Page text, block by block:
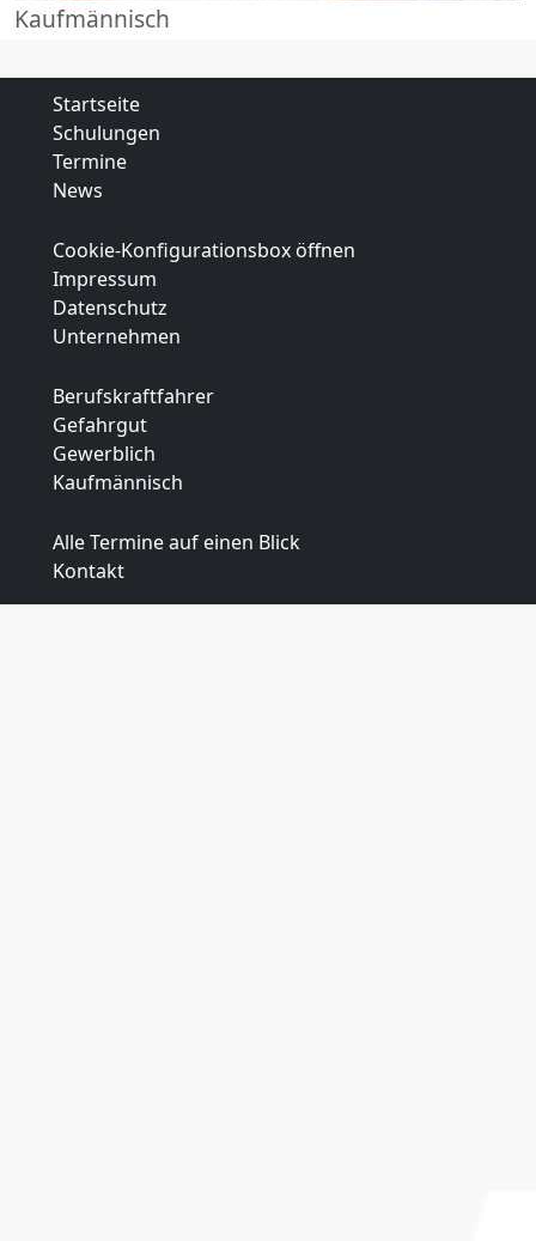
Kaufmännisch
Startseite
Schulungen
Termine
News
Cookie-Konfigurationsbox öffnen
Impressum
Datenschutz
Unternehmen
Berufskraftfahrer
Gefahrgut
Gewerblich
Kaufmännisch
Alle Termine auf einen Blick
Kontakt